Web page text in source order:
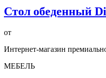
Стол обеденный
от
Интернет-магазин
МЕБЕЛЬ